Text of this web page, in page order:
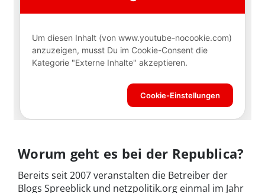
Worum geht es bei der Republica?
Bereits seit 2007 veranstalten die Betreiber der
Blogs Spreeblick und netzpolitik.org einmal im Jahr